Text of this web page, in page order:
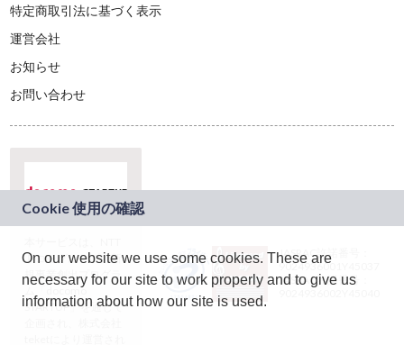
特定商取引法に基づく表示
運営会社
お知らせ
お問い合わせ
ドコモグループの新
規事業創出プログラ
ム「docomo
STARTUP」を通じて
JASRAC許諾番号：
9024936001Y45037
JASRAC許諾番号：
On our website we use some cookies. These are
necessary for our site to work properly and to give us
information about how our site is used.